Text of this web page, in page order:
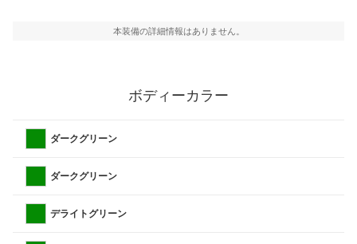
本装備の詳細情報はありません。
ボディーカラー
ダークグリーン
ダークグリーン
デライトグリーン